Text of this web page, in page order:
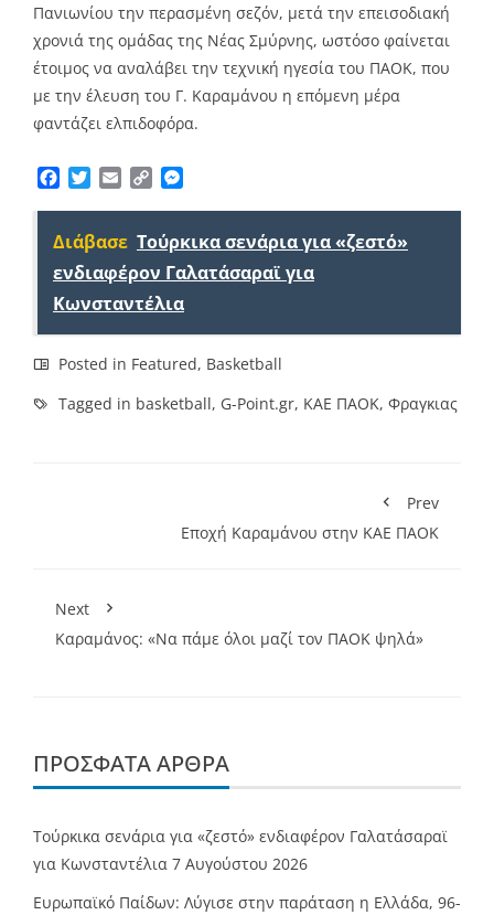
Πανιωνίου την περασμένη σεζόν, μετά την επεισοδιακή
χρονιά της ομάδας της Νέας Σμύρνης, ωστόσο φαίνεται
έτοιμος να αναλάβει την τεχνική ηγεσία του ΠΑΟΚ, που
με την έλευση του Γ. Καραμάνου η επόμενη μέρα
φαντάζει ελπιδοφόρα.
Facebook
TwitterEmailCopy
Διάβασε Τούρκικα σενάρια για «ζεστό»
ενδιαφέρον Γαλατάσαραϊ για
Κωνσταντέλια
Posted in Featured, Basketball
Tagged in basketball, G-Point.gr, ΚΑΕ ΠΑΟΚ, Φραγκιας
Prev
Εποχή Καραμάνου στην ΚΑΕ ΠΑΟΚ
Next
Καραμάνος: «Να πάμε όλοι μαζί τον ΠΑΟΚ ψηλά»
ΠΡΌΣΦΑΤΑ ΆΡΘΡΑ
Τούρκικα σενάρια για «ζεστό» ενδιαφέρον Γαλατάσαραϊ
για Κωνσταντέλια 7 Αυγούστου 2026
Ευρωπαϊκό Παίδων: Λύγισε στην παράταση η Ελλάδα, 96-